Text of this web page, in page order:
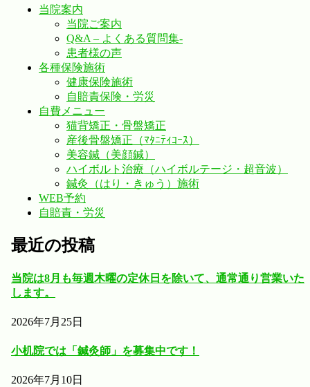
当院案内
当院ご案内
Q&A – よくある質問集-
患者様の声
各種保険施術
健康保険施術
自賠責保険・労災
自費メニュー
猫背矯正・骨盤矯正
産後骨盤矯正（ﾏﾀﾆﾃｨｺｰｽ）
美容鍼（美顔鍼）
ハイボルト治療（ハイボルテージ・超音波）
鍼灸（はり・きゅう）施術
WEB予約
自賠責・労災
最近の投稿
当院は8月も毎週木曜の定休日を除いて、通常通り営業いた
します。
2026年7月25日
小机院では「鍼灸師」を募集中です！
2026年7月10日